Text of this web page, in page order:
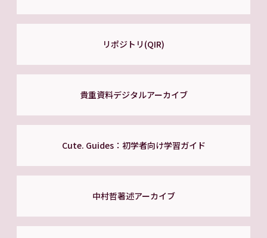
リポジトリ(QIR)
貴重資料デジタルアーカイブ
Cute. Guides：初学者向け学習ガイド
中村哲著述アーカイブ